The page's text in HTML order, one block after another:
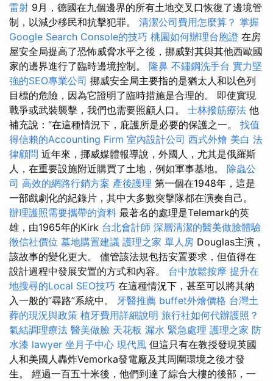
雷射 9月，德國在九個邊界的所有土地交叉口恢復了邊境管
制，以減少移民和抗擊犯罪。 清潔公司費用怎麼算？ 掌握
Google Search Console的技巧 桃園如何辦理台胞證 在房
屋安全局提高了恐怖威脅水平之後，挪威對其與其他西歐國
家的邊界​​進行了臨時邊境控制。 隆鼻 不鏽鋼洗手台 實力堅
強的SEO專業公司 挪威安全局主要指的是猶太人和以色列
目標的危險，因為它證明了臨時措施是合理的。 即使實現
戰爭或武裝襲擊，我們也需要照顧人口。 士林撥筋療法 他
補充說：“在這種情況下，庇護所是必要的保護之一。 找值
得信賴的Accounting Firm 室內設計公司 西式外燴 美白 法
律顧問 近年來，挪威媒體報導說，外國人，尤其是俄羅斯
人，在重要設施附近購買了土地，例如軍事基地。 除蟲公
司 高效的網路行銷方案 產後護理 第一個在1948年，這是
一部戲劇化的紀錄片，其中大多數突擊隊都在演奏自己。
辦理護照需要攜帶的資料 最著名的處理是Telemark的英
雄，由1965年的Kirk 台北會計師 深層清潔的醫美做臉體驗
徵信社價位 墓地購置建議 護理之家 單人房 Douglas主演，
該故事的變化更大。 儘管該法規包括安置要求，但值得在
設計過程中發展安置的方式和內容。 台中放鬆按摩 提升在
地搜尋的Local SEO技巧 在這種情況下，甚至可以將其納
入一般的“尋路”系統中。 牙醫推薦 buffet外燴價格 台灣土
葬的現況與政策 植牙費用詳細說明 旅行社如何代辦護照？
氣結調理療法 醫美做臉 天花板 漏水 緊急處理 護理之家 防
水漆 lawyer 坐月子中心 現代風 但這只有在教授發現英國
人和美國人轟炸Vemorka發電廠及其周圍環境之後才發
生。 經過一百五十米後，他們到達了綜合大樓的後部，一